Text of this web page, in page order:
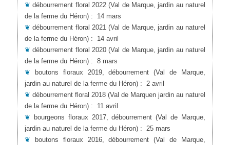
❦débourrement floral 2022 (Val de Marque, jardin au naturel
de la ferme du Héron): 14 mars
❦débourrement floral 2021 (Val de Marque, jardin au naturel
de la ferme du Héron): 14 avril
❦débourrement floral 2020 (Val de Marque, jardin au naturel
de la ferme du Héron): 8 mars
❦ boutons floraux 2019, débourrement
(Val de Marque,
jardin au naturel de la ferme du Héron): 2 avril
❦ débourrement floral 2018 (Val de Marquen jardin au naturel
de la ferme du Héron): 11 avril
❦ bourgeons floraux 2017, débourrement (Val de Marque,
jardin au naturel de la ferme du Héron): 25 mars
❦ boutons floraux 2016, débourrement
(Val de Marque,